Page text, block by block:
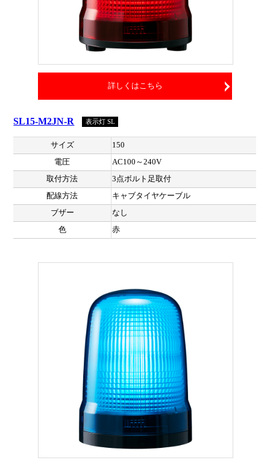
詳しくはこちら
SL15-M2JN-R 表示灯 SL
サイズ
150
電圧
AC100～240V
取付方法
3点ボルト足取付
配線方法
キャブタイヤケーブル
ブザー
なし
色
赤